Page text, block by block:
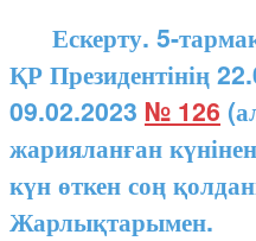
Ескерту. 5-
ҚР Президентінің
09.02.2023 № 126
жарияланған
күн өткен соң
Жарлықтарымен.